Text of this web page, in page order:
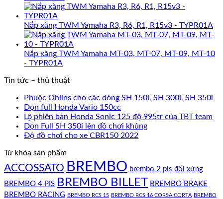
Nắp xăng TWM Yamaha R3, R6, R1, R15v3 - TYPR01A
Nắp xăng TWM Yamaha MT-03, MT-07, MT-09, MT-10
- TYPR01A
Tin tức – thủ thuật
Phuộc Ohlins cho các dòng SH 150i, SH 300i, SH 350i
Dọn full Honda Vario 150cc
Lộ phiên bản Honda Sonic 125 độ 995tr của TBT team
Dọn Full SH 350i lên đồ chơi khủng
Độ đồ chơi cho xe CBR150 2022
Từ khóa sản phẩm
ACCOSSATO BREMBO brembo 2 pis đối xứng
BREMBO 4 PIS BREMBO BILLET BREMBO BRAKE
BREMBO RACING BREMBO RCS 15 BREMBO RCS 16 CORSA CORTA BREMBO